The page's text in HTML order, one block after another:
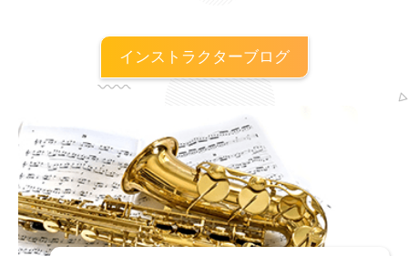
インストラクターブログ